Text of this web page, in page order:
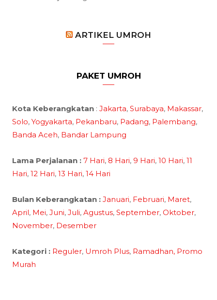
ARTIKEL UMROH
PAKET UMROH
Kota Keberangkatan : Jakarta, Surabaya, Makassar,
Solo, Yogyakarta, Pekanbaru, Padang, Palembang,
Banda Aceh, Bandar Lampung
Lama Perjalanan : 7 Hari, 8 Hari, 9 Hari, 10 Hari, 11
Hari, 12 Hari, 13 Hari, 14 Hari
Bulan Keberangkatan : Januari, Februari, Maret,
April, Mei, Juni, Juli, Agustus, September, Oktober,
November, Desember
Kategori : Reguler, Umroh Plus, Ramadhan, Promo
Murah